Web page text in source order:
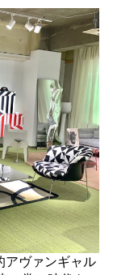
アヴァンギャル